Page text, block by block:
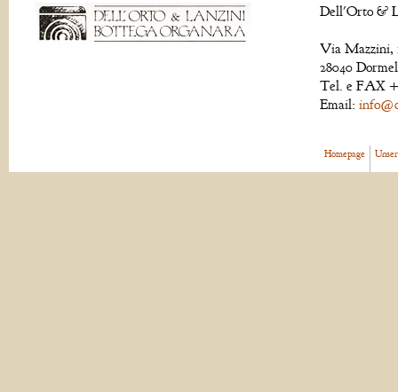
Dell'Orto &
Via Mazzini,
28040
Tel. e FAX
Email:
Homepage